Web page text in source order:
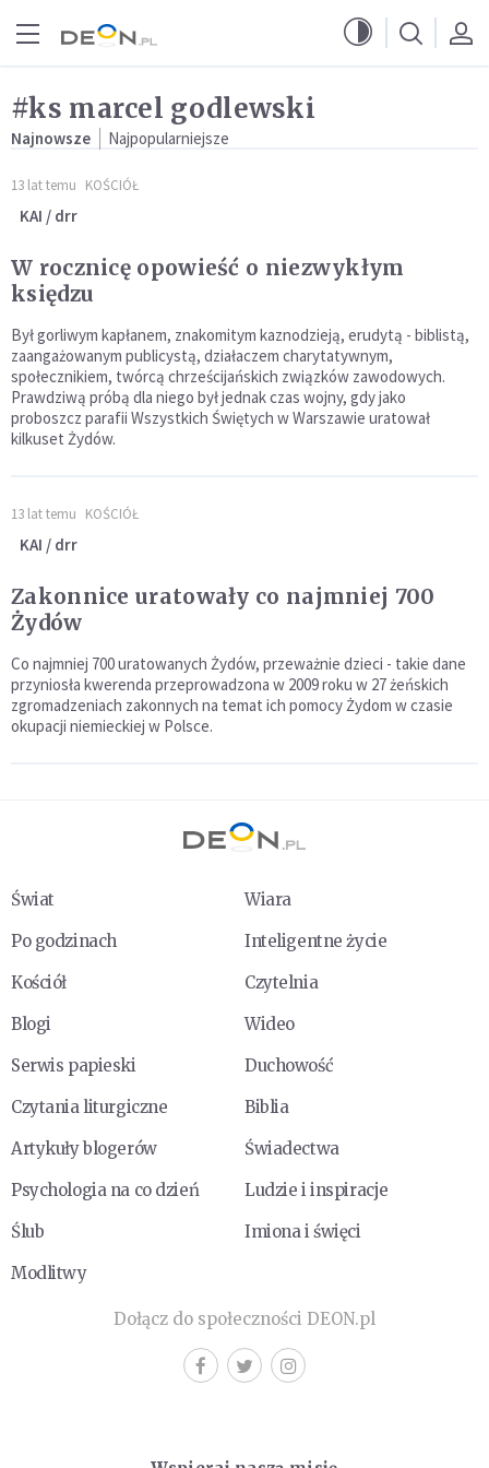
#ks marcel godlewski
Najnowsze Najpopularniejsze
13 lat temu KOŚCIÓŁ
KAI / drr
W rocznicę opowieść o niezwykłym
księdzu
Był gorliwym kapłanem, znakomitym kaznodzieją, erudytą - biblistą,
zaangażowanym publicystą, działaczem charytatywnym,
społecznikiem, twórcą chrześcijańskich związków zawodowych.
Prawdziwą próbą dla niego był jednak czas wojny, gdy jako
proboszcz parafii Wszystkich Świętych w Warszawie uratował
kilkuset Żydów.
13 lat temu KOŚCIÓŁ
KAI / drr
Zakonnice uratowały co najmniej 700
Żydów
Co najmniej 700 uratowanych Żydów, przeważnie dzieci - takie dane
przyniosła kwerenda przeprowadzona w 2009 roku w 27 żeńskich
zgromadzeniach zakonnych na temat ich pomocy Żydom w czasie
okupacji niemieckiej w Polsce.
Świat
Wiara
Po godzinach
Inteligentne życie
Kościół
Czytelnia
Blogi
Wideo
Serwis papieski
Duchowość
Czytania liturgiczne
Biblia
Artykuły blogerów
Świadectwa
Psychologia na co dzień
Ludzie i inspiracje
Ślub
Imiona i święci
Modlitwy
Dołącz do społeczności DEON.pl